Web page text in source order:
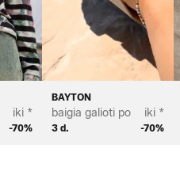
iki *
-70%
BAYTON
baigia galioti po
3 d.
iki *
-70%